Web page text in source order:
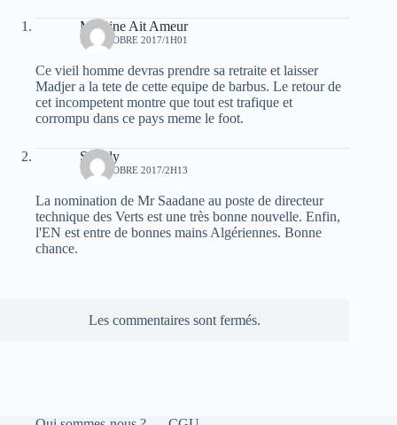
Massine Ait Ameur
16 OCTOBRE 2017/1H01
Ce vieil homme devras prendre sa retraite et laisser
Madjer a la tete de cette equipe de barbus. Le retour de
cet incompetent montre que tout est trafique et
corrompu dans ce pays meme le foot.
Simply
16 OCTOBRE 2017/2H13
La nomination de Mr Saadane au poste de directeur
technique des Verts est une très bonne nouvelle. Enfin,
l'EN est entre de bonnes mains Algériennes. Bonne
chance.
Les commentaires sont fermés.